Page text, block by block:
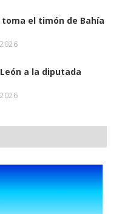
el timón de Bahía
a la diputada